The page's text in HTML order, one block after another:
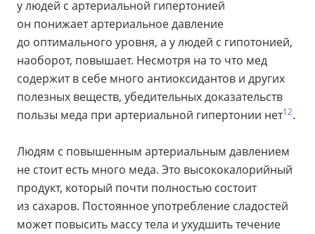
у людей с артериальной гипертонией
он понижает артериальное давление
до оптимального уровня, а у людей с гипотонией,
наоборот, повышает. Несмотря на то что мед
содержит в себе много антиоксидантов и других
полезных веществ, убедительных доказательств
пользы меда при артериальной гипертонии нет12.
Людям с повышенным артериальным давлением
не стоит есть много меда. Это высококалорийный
продукт, который почти полностью состоит
из сахаров. Постоянное употребление сладостей
может повысить массу тела и ухудшить течение